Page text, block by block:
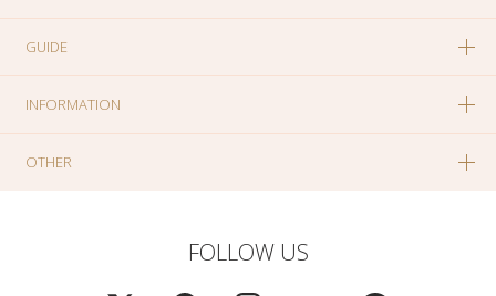
GUIDE
INFORMATION
OTHER
FOLLOW US